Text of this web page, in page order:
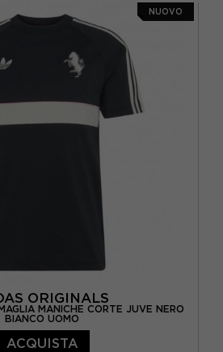
NUOVO
ORIGINALS
MANICHE CORTE JUVE NERO
BIANCO UOMO
ACQUISTA